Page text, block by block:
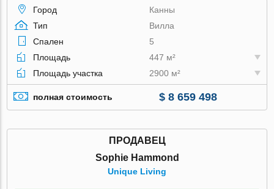
Город
Канны
Тип
Вилла
Спален
5
Площадь
447 м²
Площадь участка
2900 м²
полная стоимость $ 8 659 498
ПРОДАВЕЦ
Sophie Hammond
Unique Living